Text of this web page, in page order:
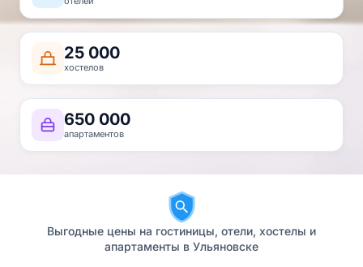
650 000
Выгодные цены на гостиницы, отели, хостелы и
апартаменты в Ульяновске
КАРТА